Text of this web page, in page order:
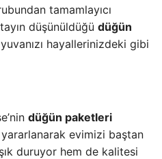
tamamlayıcı
düşünüldüğü düğün
hayallerinizdeki gibi
düğün paketleri
yararlanarak evimizi baştan
duruyor hem de kalitesi